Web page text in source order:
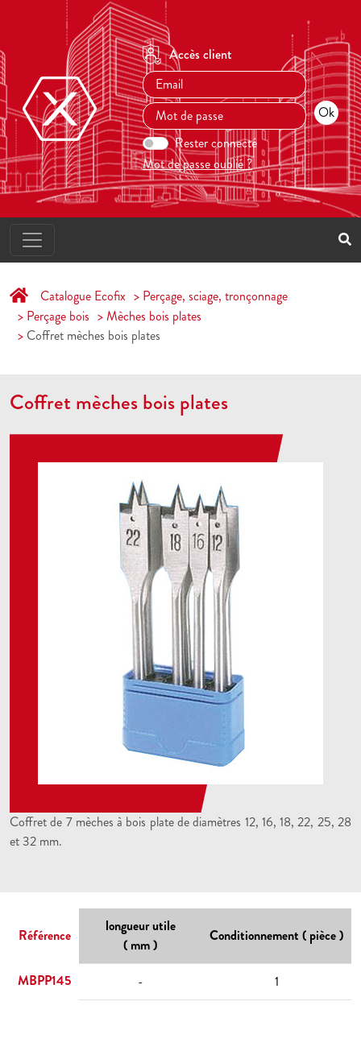
Accès client
Rester connecté
Mot de passe oublié ?
Catalogue Ecofix
Perçage, sciage, tronçonnage
Perçage bois
Mèches bois plates
Coffret mèches bois plates
Coffret mèches bois plates
Coffret de 7 mèches à bois plate de diamètres 12, 16, 18, 22, 25, 28
et 32 mm.
Référence
longueur utile
( mm )
Conditionnement ( pièce )
MBPP145 - 1